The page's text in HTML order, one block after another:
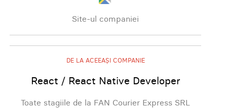
Site-ul companiei
DE LA ACEEAȘI COMPANIE
React / React Native Developer
Toate stagiile de la FAN Courier Express SRL